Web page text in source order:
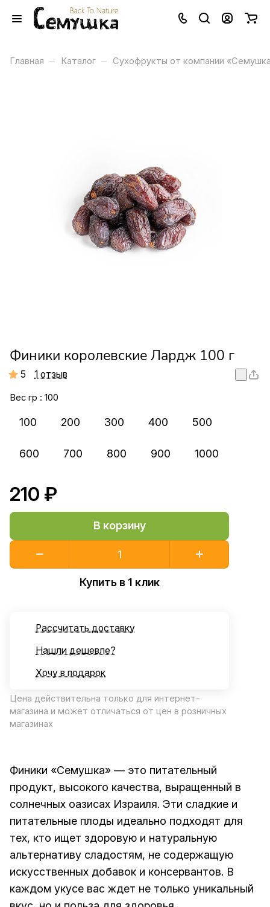
Главная – Каталог – Сухофрукты от компании
Финики королевские Лардж 100 г
5 1 отзыв
Вес гр : 100
100 200 300 400 500
600 700 800 900 1000
210 ₽
В корзину
Купить в 1 клик
Рассчитать доставку
Нашли дешевле?
Хочу в подарок
Цена действительна только для интернет-
магазина и может отличаться от цен в розничных
магазинах
Финики «Семушка» — это питательный
продукт, высокого качества, выращенный в
солнечных оазисах Израиля. Эти сладкие и
питательные плоды идеально подходят для
тех, кто ищет здоровую и натуральную
альтернативу сладостям, не содержащую
искусственных добавок и консервантов. В
каждом укусе вас ждет не только уникальный